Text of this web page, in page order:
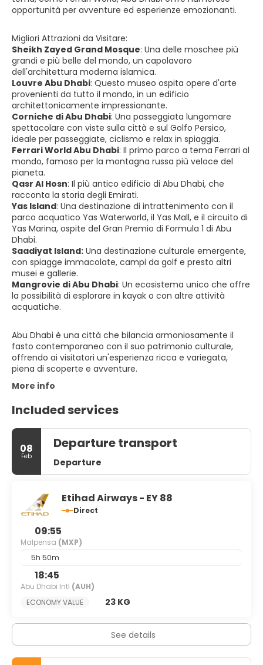
opportunità per avventure ed esperienze emozionanti.
Migliori Attrazioni da Visitare:
Sheikh Zayed Grand Mosque: Una delle moschee più
grandi e più belle del mondo, un capolavoro
dell'architettura moderna islamica.
Louvre Abu Dhabi: Questo museo ospita opere d'arte
provenienti da tutto il mondo, in un edificio
architettonicamente impressionante.
Corniche di Abu Dhabi: Una passeggiata lungomare
spettacolare con viste sulla città e sul Golfo Persico,
ideale per passeggiate, ciclismo e relax in spiaggia.
Ferrari World Abu Dhabi: Il primo parco a tema Ferrari al
mondo, famoso per la montagna russa più veloce del
pianeta.
Qasr Al Hosn: Il più antico edificio di Abu Dhabi, che
racconta la storia degli Emirati.
Yas Island: Una destinazione di intrattenimento con il
parco acquatico Yas Waterworld, il Yas Mall, e il circuito di
Yas Marina, ospite del Gran Premio di Formula 1 di Abu
Dhabi.
Saadiyat Island: Una destinazione culturale emergente,
con spiagge immacolate, campi da golf e presto altri
musei e gallerie.
Mangrovie di Abu Dhabi: Un ecosistema unico che offre
la possibilità di esplorare in kayak o con altre attività
acquatiche.
Abu Dhabi è una città che bilancia armoniosamente il
fasto contemporaneo con il suo patrimonio culturale,
offrendo ai visitatori un'esperienza ricca e variegata,
piena di scoperte e avventure.
More info
Included services
08
Feb
Departure transport
Departure
Etihad Airways - EY 88
Direct
09:55
Malpensa (MXP)
5h 50m
18:45
Abu Dhabi Intl (AUH)
ECONOMY VALUE
23 KG
See details